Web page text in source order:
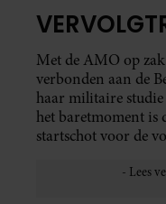
Met de AMO op
verbonden aan de
haar militaire
het baretmoment is
startschot voor de